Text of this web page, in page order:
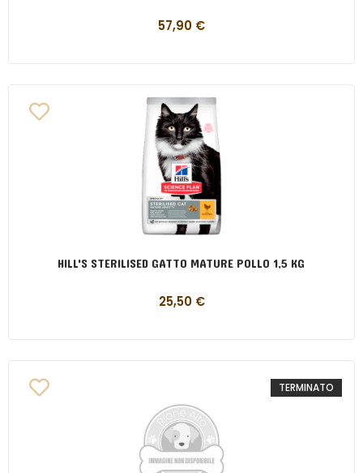
57,90 €
HILL'S STERILISED GATTO MATURE POLLO 1,5 KG
25,50 €
TERMINATO